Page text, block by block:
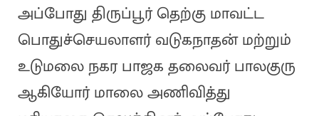
அப்போது திருப்பூர் தெற்கு மாவட்ட
பொதுச்செயலாளர் வடுகநாதன் மற்றும்
உடுமலை நகர பாஜக தலைவர் பாலகுரு
ஆகியோர் மாலை அணிவித்து